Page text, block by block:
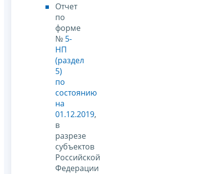
Отчет
по
форме
№ 5-
НП
(раздел
5)
по
состоянию
на
01.12.2019,
в
разрезе
субъектов
Российской
Федерации